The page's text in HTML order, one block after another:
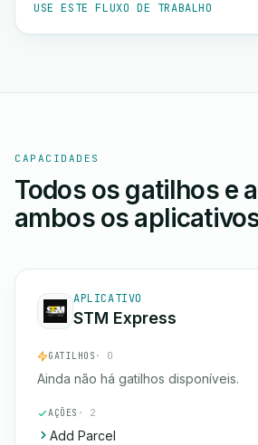
USE ESTE FLUXO DE TRABALHO
CAPACIDADES
Todos os gatilhos e
ambos os
APLICATIVO
STM Express
GATILHOS · 0
Ainda não há gatilhos disponíveis.
AÇÕES · 2
Add Parcel